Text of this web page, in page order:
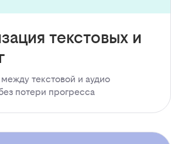
текстовых и
текстовой и аудио
потери прогресса